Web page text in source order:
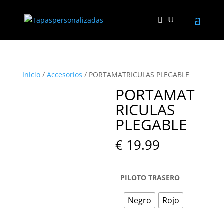
Inicio/ Accesorios / PORTAMATRICULAS PLEGABLE
PORTAMAT
RICULAS
PLEGABLE
€ 19.99
PILOTO TRASERO
Negro
Rojo